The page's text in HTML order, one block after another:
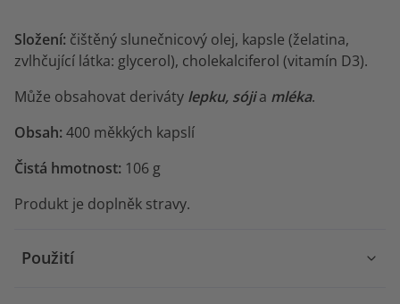
Složení: čištěný slunečnicový olej, kapsle (želatina,
zvlhčující látka: glycerol), cholekalciferol (vitamín D3).
Může obsahovat deriváty lepku, sójia mléka.
Obsah: 400 měkkých kapslí
Čistá hmotnost: 106 g
Produkt je doplněk stravy.
Použití